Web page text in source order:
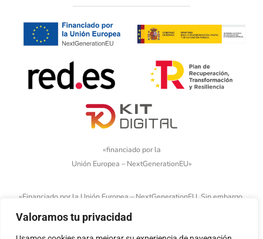
Valoramos tu privacidad
«financiado por la
Unión Europea – NextGenerationEU»
«Financiado por la Unión Europea – NextGenerationEU. Sin embargo,
los puntos de vista y las opiniones expresadas son únicamente los
del autor o autores y no reflejan necesariamente los de la Unión